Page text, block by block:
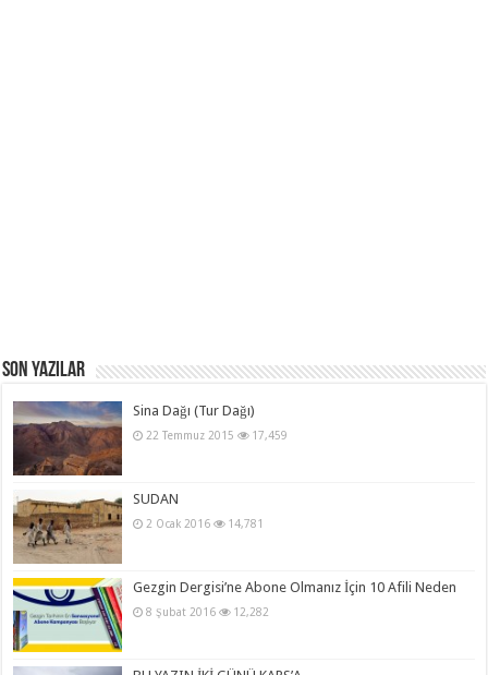
Son Yazılar
Sina Dağı (Tur Dağı)
22 Temmuz 2015 17,459
SUDAN
2 Ocak 2016 14,781
Gezgin Dergisi’ne Abone Olmanız İçin 10 Afili Neden
8 Şubat 2016 12,282